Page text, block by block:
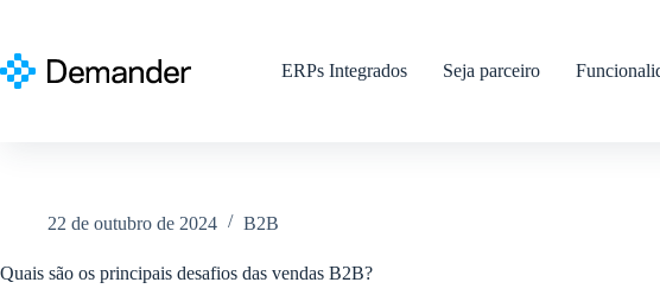
conteúdo
ERPs Integrados Seja parceiro
22 de outubro de 2024 B2B
Quais são os principais desafios das vendas B2B?